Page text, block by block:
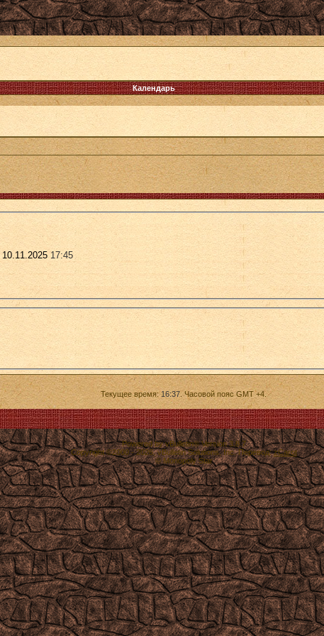
Календарь
10.11.202517:45
Текущее время:16:37. Часовой пояс GMT +4.
Powered by vBulletin® Version 3.8.7
Copyright ©2000 - 2026, vBulletin Solutions, Inc. Перевод:zCarot
© Monopoly Star